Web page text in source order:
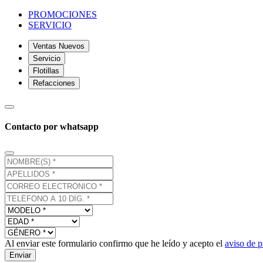
PROMOCIONES
SERVICIO
Ventas Nuevos
Servicio
Flotillas
Refacciones
Contacto por whatsapp
Al enviar este formulario confirmo que he leído y acepto el aviso de
Enviar